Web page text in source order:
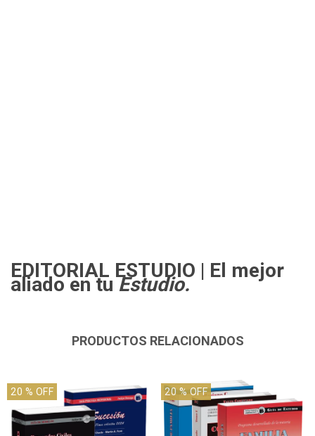
EDITORIAL ESTUDIO | El mejor
aliado en tuEstudio.
PRODUCTOS RELACIONADOS
20 % OFF 20% OFF